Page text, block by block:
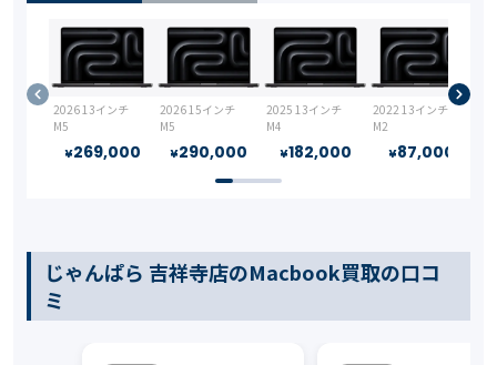
2026 13インチ
M5
¥269,000
2026 15インチ
M5
¥290,000
2025 13インチ
M4
¥182,000
2022 13インチ
M2
¥87,000
じゃんぱら 吉祥寺店のMacbook買取の口コ
ミ